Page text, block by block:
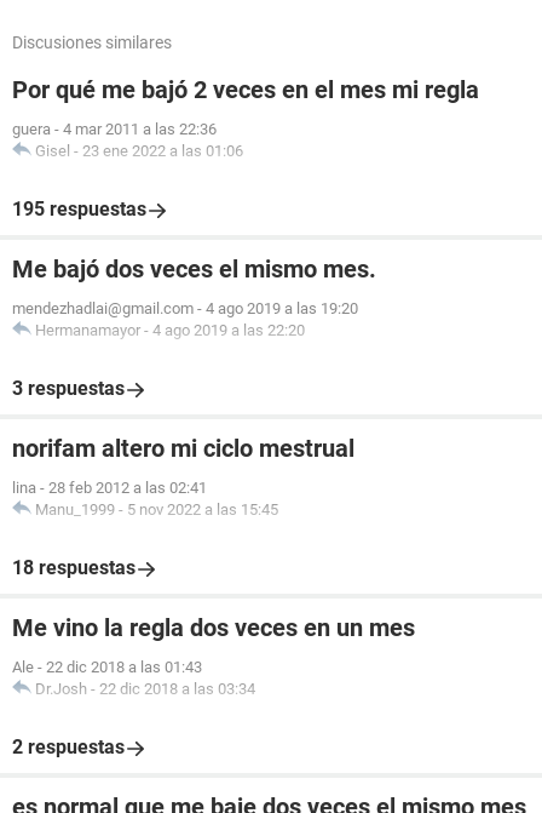
Discusiones similares
Por qué me bajó 2 veces en el mes mi regla
guera - 4 mar 2011 a las 22:36
Gisel - 23 ene 2022 a las 01:06
195 respuestas
Me bajó dos veces el mismo mes.
mendezhadlai@gmail.com - 4 ago 2019 a las 19:20
Hermanamayor - 4 ago 2019 a las 22:20
3 respuestas
norifam altero mi ciclo mestrual
lina - 28 feb 2012 a las 02:41
Manu_1999 - 5 nov 2022 a las 15:45
18 respuestas
Me vino la regla dos veces en un mes
Ale - 22 dic 2018 a las 01:43
Dr.Josh - 22 dic 2018 a las 03:34
2 respuestas
es normal que me baje dos veces el mismo mes